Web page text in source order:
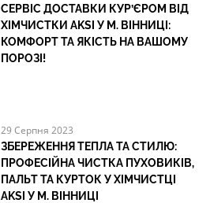
СЕРВІС ДОСТАВКИ КУР’ЄРОМ ВІД
ХІМЧИСТКИ AKSI У М. ВІННИЦІ:
КОМФОРТ ТА ЯКІСТЬ НА ВАШОМУ
ПОРОЗІ!
29 Серпня 2023
ЗБЕРЕЖЕННЯ ТЕПЛА ТА СТИЛЮ:
ПРОФЕСІЙНА ЧИСТКА ПУХОВИКІВ,
ПАЛЬТ ТА КУРТОК У ХІМЧИСТЦІ
AKSI У М. ВІННИЦІ